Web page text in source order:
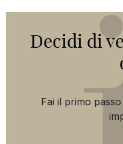
Decidi di
Fai il primo